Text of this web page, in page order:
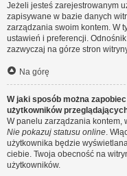
Jeżeli jesteś zarejestrowanym
zapisywane w bazie danych
zarządzania swoim kontem. W
ustawień i preferencji.
zazwyczaj na górze stron
Na górę
W jaki sposób można
użytkowników
W panelu zarządzania kontem,
Nie pokazuj statusu online.
użytkownika będzie
ciebie. Twoja obecność na
użytkowników.